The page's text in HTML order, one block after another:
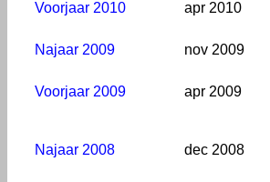
Voorjaar 2010 apr 2010
Najaar 2009 nov 2009
Voorjaar 2009
apr 2009
Najaar 2008
dec 2008